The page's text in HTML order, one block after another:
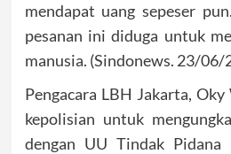
mendapat uang sepeser
pesanan ini diduga untuk
manusia. (Sindonews. 23/06/
Pengacara LBH Jakarta,
kepolisian untuk
dengan UU Tindak Pidana